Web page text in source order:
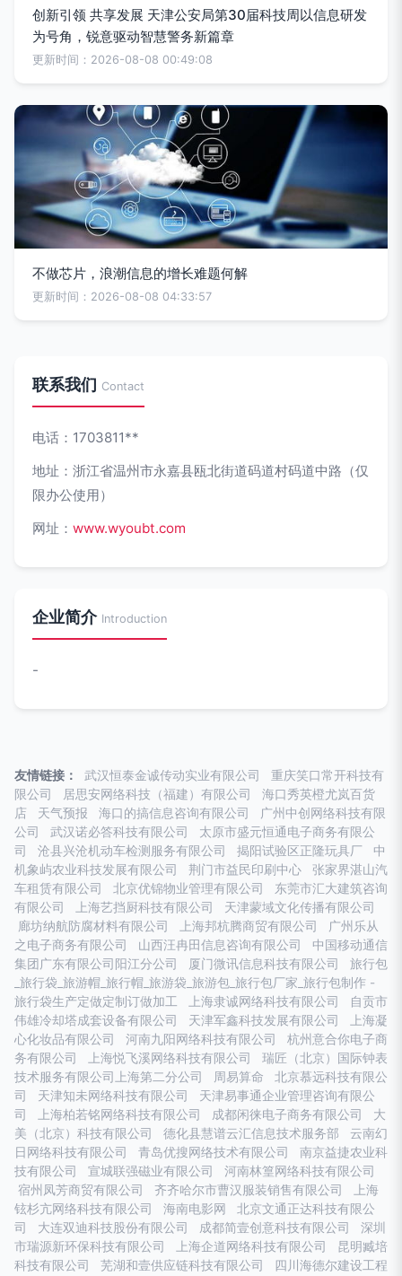
创新引领 共享发展 天津公安局第30届科技周以信息研发
为号角，锐意驱动智慧警务新篇章
更新时间：2026-08-08 00:49:08
不做芯片，浪潮信息的增长难题何解
更新时间：2026-08-08 04:33:57
联系我们 Contact
电话：1703811**
地址：浙江省温州市永嘉县瓯北街道码道村码道中路（仅
限办公使用）
网址： www.wyoubt.com
企业简介 Introduction
-
友情链接： 武汉恒泰金诚传动实业有限公司
重庆笑口常开科技有
限公司
居思安网络科技（福建）有限公司
海口秀英橙尤岚百货
店
天气预报 海口的搞信息咨询有限公司
广州中创网络科技有限
公司
武汉诺必答科技有限公司
太原市盛元恒通电子商务有限公
司
沧县兴沧机动车检测服务有限公司 揭阳试验区正隆玩具厂
中
机象屿农业科技发展有限公司
荆门市益民印刷中心
张家界湛山汽
车租赁有限公司
北京优锦物业管理有限公司
东莞市汇大建筑咨询
有限公司
上海艺挡厨科技有限公司
天津蒙域文化传播有限公司
廊坊纳航防腐材料有限公司
上海邦杭腾商贸有限公司
广州乐从
之电子商务有限公司
山西汪冉田信息咨询有限公司
中国移动通信
集团广东有限公司阳江分公司
厦门微讯信息科技有限公司
旅行包
_旅行袋_旅游帽_旅行帽_旅游袋_旅游包_旅行包厂家_旅行包制作 -
旅行袋生产定做定制订做加工
上海隶诚网络科技有限公司
自贡市
伟雄冷却塔成套设备有限公司
天津军鑫科技发展有限公司
上海凝
心化妆品有限公司
河南九阳网络科技有限公司
杭州意合你电子商
务有限公司
上海悦飞溪网络科技有限公司
瑞匠（北京）国际钟表
技术服务有限公司上海第二分公司
周易算命
北京慕远科技有限公
司
天津知未网络科技有限公司
天津易事通企业管理咨询有限公
司
上海柏若铭网络科技有限公司 成都闲徕电子商务有限公司
大
美（北京）科技有限公司
德化县慧谱云汇信息技术服务部
云南幻
日网络科技有限公司
青岛优搜网络技术有限公司
南京益捷农业科
技有限公司
宣城联强磁业有限公司
河南林篁网络科技有限公司
宿州凤芳商贸有限公司
齐齐哈尔市曹汉服装销售有限公司
上海
铉杉亢网络科技有限公司
海南电影网
北京文通正达科技有限公
司
大连双迪科技股份有限公司 成都简壹创意科技有限公司
深圳
市瑞源新环保科技有限公司
上海企道网络科技有限公司
昆明臧培
科技有限公司
芜湖和壹供应链科技有限公司 四川海德尔建设工程